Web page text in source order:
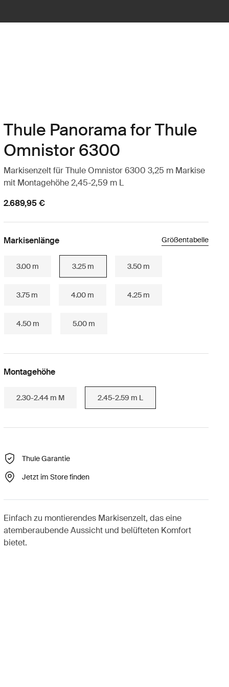
Thule Panorama for Thule
Omnistor 6300
Markisenzelt für Thule Omnistor 6300 3,25 m Markise
mit Montagehöhe 2,45-2,59 m L
2.689,95 €
Markisenlänge Größentabelle
3.00 m 3.25 m 3.50 m
3.75 m 4.00 m 4.25 m
4.50 m 5.00 m
Montagehöhe
2.30-2.44 m M 2.45-2.59 m L
Thule Garantie
Jetzt im Store finden
Einfach zu montierendes Markisenzelt, das eine
atemberaubende Aussicht und belüfteten Komfort
bietet.